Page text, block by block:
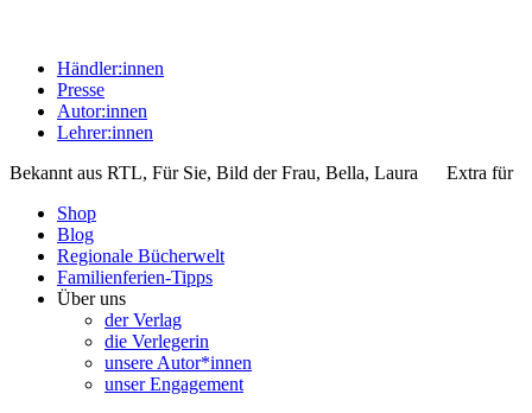
Händler:innen
Presse
Autor:innen
Lehrer:innen
Bekannt aus RTL, Für Sie, Bild der Frau, Bella, Laura Extra für
Shop
Blog
Regionale Bücherwelt
Familienferien-Tipps
Über uns
der Verlag
die Verlegerin
unsere Autor*innen
unser Engagement